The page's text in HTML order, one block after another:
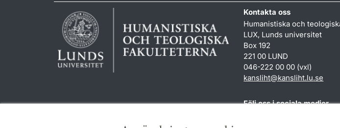
Kontakta oss
Humanistiska och
LUX, Lunds universitet
Box 192
221 00 LUND
046-222 00 00 (vxl)
kansliht@kansliht.lu.se
Följ oss i sociala medier